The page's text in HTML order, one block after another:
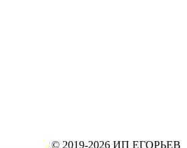
© 2019-2026 ИП ЕГОРЬЕВ